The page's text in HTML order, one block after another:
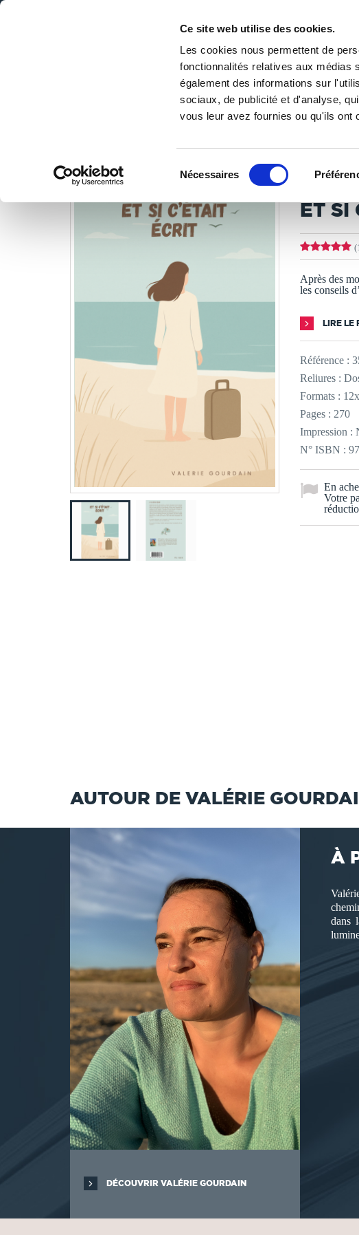
Ce site web utilise des cookies.
Les cookies nous permettent de
fonctionnalités relatives aux médias
également des informations sur
sociaux, de publicité et d'analyse,
vous leur avez fournies ou qu'ils ont
Nécessaires
DE LA PAGE BLANCHE... AU BEST SELLER
PUBLIER
/ Littérature / Romans / ET SI C'ÉTAIT
LES LIVRES SONT
Valérie
ET SI
Après des
les conseils
LIRE LE
Référence :
Reliures :
Formats :
Pages : 270
Impression :
N° ISBN :
En
Votre
AUTOUR DE VALÉRIE
DÉCOUVRIR VALÉRIE GOURDAIN
À
dans